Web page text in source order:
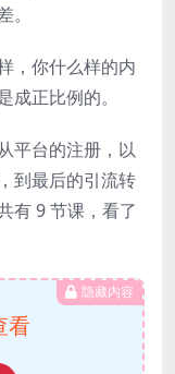
，你什么样的内
正比例的。
平台的注册，以
到最后的引流转
有 9 节课，看了
隐藏内容
看